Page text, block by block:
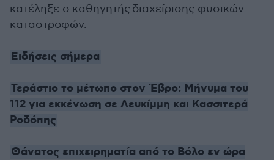
κατέληξε ο καθηγητής διαχείρισης φυσικών
καταστροφών.
Ειδήσεις σήμερα
Τεράστιο το μέτωπο στον Έβρο: Μήνυμα του
112 για εκκένωση σε Λευκίμμη και Κασσιτερά
Ροδόπης
Θάνατος επιχειρηματία από το Βόλο εν ώρα